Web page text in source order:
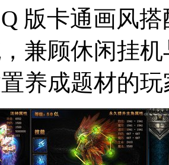
版卡通画风
兼顾休闲挂
养成题材的玩